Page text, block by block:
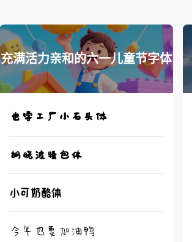
充满活力亲和的六一儿童节字体
也字工厂小石头体
胡晓波骚包体
小可奶酪体
今年也要加油鸭